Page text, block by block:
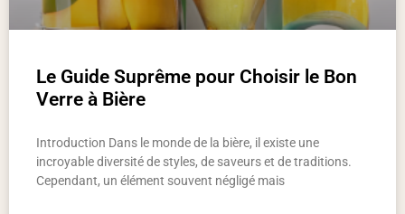
Le Guide Suprême pour Choisir le Bon
Verre à Bière
Introduction Dans le monde de la bière, il existe une
incroyable diversité de styles, de saveurs et de traditions.
Cependant, un élément souvent négligé mais